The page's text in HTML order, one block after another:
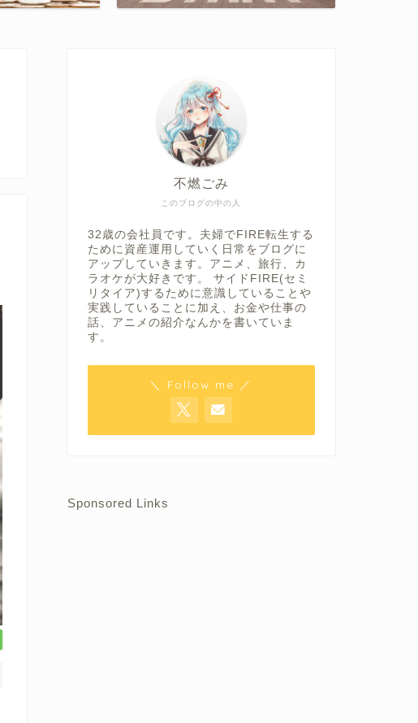
このブログの中の人
不燃ごみ
32歳の会社員です。夫婦でFIRE転生する
ために資産運用していく日常をブログに
アップしていきます。アニメ、旅行、カ
ラオケが大好きです。 サイドFIRE(セミ
リタイア)するために意識していることや
実践していることに加え、お金や仕事の
話、アニメの紹介なんかを書いていま
す。
＼ Follow me ／
Sponsored Links